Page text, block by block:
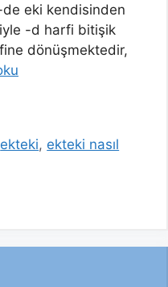
de eki kendisinden
-d harfi bitişik
dönüşmektedir,
ekteki, ekteki nasıl